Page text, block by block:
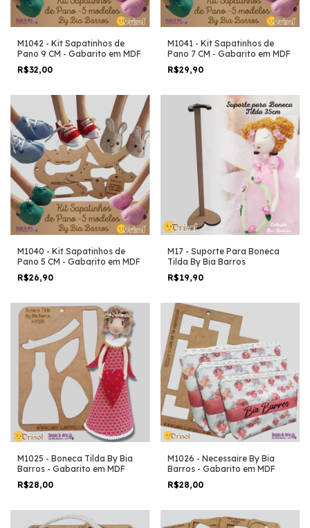
M1042 - Kit Sapatinhos de
Pano 9 CM - Gabarito em MDF
R$32,00
M1041 - Kit Sapatinhos de
Pano 7 CM - Gabarito em MDF
R$29,90
M1040 - Kit Sapatinhos de
Pano 5 CM - Gabarito em MDF
R$26,90
M17 - Suporte Para Boneca
Tilda By Bia Barros
R$19,90
M1025 - Boneca Tilda By Bia
Barros - Gabarito em MDF
R$28,00
M1026 - Necessaire By Bia
Barros - Gabarito em MDF
R$28,00